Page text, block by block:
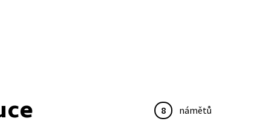
8 námětů